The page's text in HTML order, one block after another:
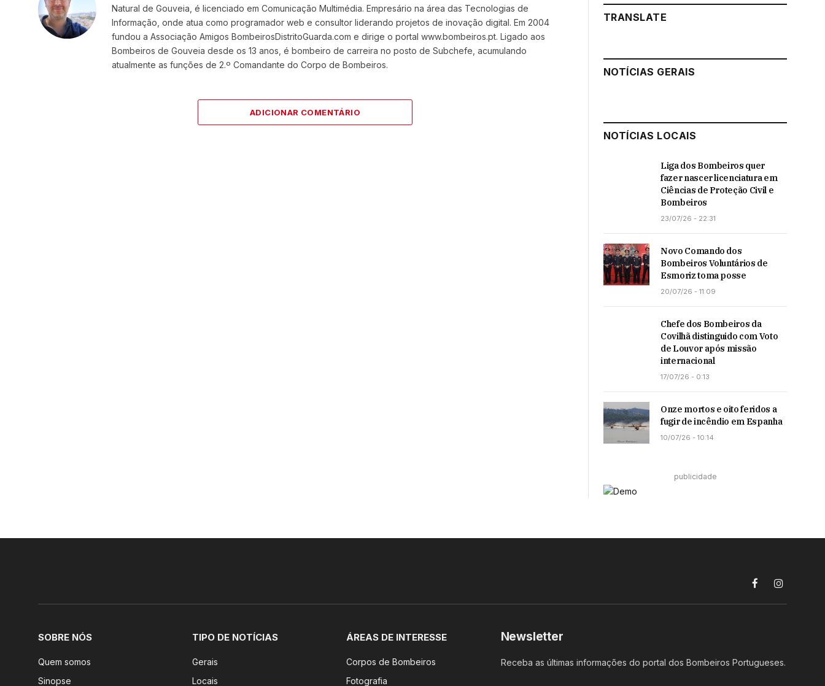
Natural de Gouveia, é licenciado em Comunicação Multimédia. Empresário na área das Tecnologias de
Informação, onde atua como programador web e consultor liderando projetos de inovação digital. Em 2004
fundou a Associação Amigos BombeirosDistritoGuarda.com e dirige o portal www.bombeiros.pt. Ligado aos
Bombeiros de Gouveia desde os 13 anos, é bombeiro de carreira no posto de Subchefe, acumulando
atualmente as funções de 2.º Comandante do Corpo de Bombeiros.
ADICIONAR COMENTÁRIO
TRANSLATE
NOTÍCIAS GERAIS
NOTÍCIAS LOCAIS
Liga dos Bombeiros quer
fazer nascer licenciatura em
Ciências de Proteção Civil e
Bombeiros
23/07/26 - 22:31
Novo Comando dos
Bombeiros Voluntários de
Esmoriz toma posse
20/07/26 - 11:09
Chefe dos Bombeiros da
Covilhã distinguido com Voto
de Louvor após missão
internacional
17/07/26 - 0:13
Onze mortos e oito feridos a
fugir de incêndio em Espanha
10/07/26 - 10:14
publicidade
FacebookInstagram
SOBRE NÓS
Quem somos
Sinopse
TIPO DE NOTÍCIAS
Gerais
Locais
ÁREAS DE INTERESSE
Corpos de Bombeiros
Fotografia
Newsletter
Receba as últimas informações do portal dos Bombeiros Portugueses.